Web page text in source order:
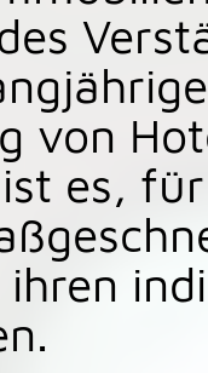
von
es,